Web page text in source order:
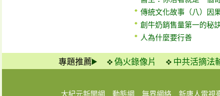
傳統文化故事（八）因
創牛奶銷售量第一的秘
人為什麼要行善
專題推薦 偽火錄像片 中共活摘法
大紀元新聞網 動態網 無界網絡 新唐人電視